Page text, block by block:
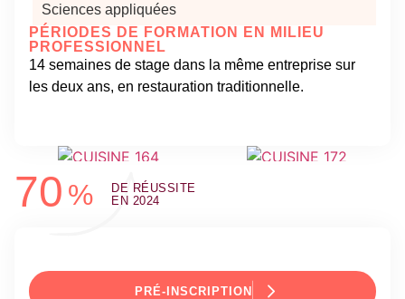
Sciences appliquées
PÉRIODES DE FORMATION EN MILIEU
PROFESSIONNEL
14 semaines de stage dans la même entreprise sur
les deux ans, en restauration traditionnelle.
70 %
DE RÉUSSITE
EN 2024
PRÉ-INSCRIPTION